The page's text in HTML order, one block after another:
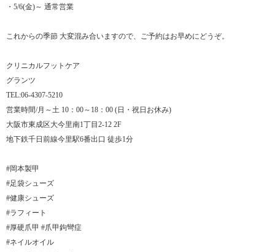
・5/6(金)～ 通常営業
これからの季節 大変混み合いますので、ご予約はお早めにどうぞ。
クリニカルフットケア
グランツ
TEL:06-4307-5210
営業時間/月～土 10：00～18：00 (日・祝日お休み)
大阪市東成区大今里南1丁目2-12 2F
地下鉄千日前線今里駅6番出口 徒歩1分
#岡本製甲
#足袋シューズ
#健康シューズ
#ラフィート
#厚硬爪甲 #爪甲鉤彎症
#ネイルオイル